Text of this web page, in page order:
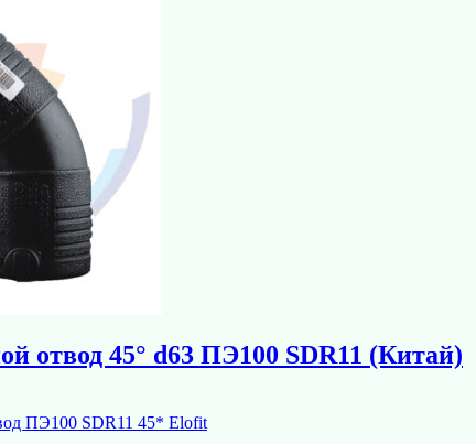
отвод 45° d63 ПЭ100 SDR11 (Китай)